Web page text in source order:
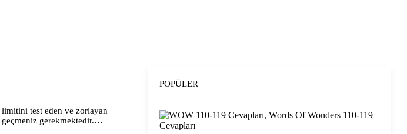
test eden ve zorlayan
gerekmektedir.
POPÜLER